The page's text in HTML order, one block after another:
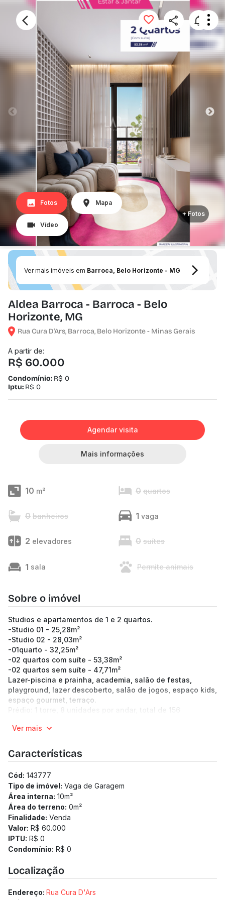
Fotos Mapa
Vídeo
+ Fotos
Ver mais imóveis em Barroca, Belo Horizonte - MG
Aldea Barroca - Barroca - Belo
Horizonte, MG
Rua Cura D'Ars, Barroca, Belo Horizonte - Minas Gerais
A partir de:
R$ 60.000
Condomínio: R$ 0
Iptu: R$ 0
Agendar visita
Mais informações
10 m² 0 quartos
0 banheiros 1 vaga
2 elevadores 0 suítes
1 sala Permite animais
Sobre o imóvel
Studios e apartamentos de 1 e 2 quartos.
-Studio 01 - 25,28m²
-Studio 02 - 28,03m²
-01quarto - 32,25m²
-02 quartos com suíte - 53,38m²
-02 quartos sem suíte - 47,71m²
Lazer-piscina e prainha, academia, salão de festas,
playground, lazer descoberto, salão de jogos, espaço kids,
espaço gourmet, terraço.
Prédio: 1 torre, 8 unidades por andar, total de 156
eclusa, bicicletário, lavanderia, mini mercado.
Ver mais
Características
Cód: 143777
Tipo de imóvel: Vaga de Garagem
Área interna: 10m²
Área do terreno: 0m²
Finalidade: Venda
Valor: R$ 60.000
IPTU: R$ 0
Condomínio: R$ 0
Localização
Endereço: Rua Cura D'Ars